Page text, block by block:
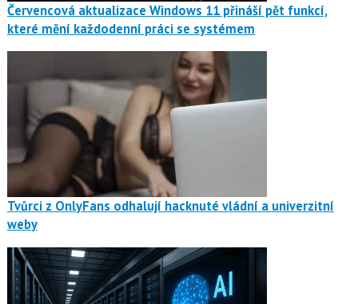
Červencová aktualizace Windows 11 přináší pět funkcí,
které mění každodenní práci se systémem
Tvůrci z OnlyFans odhalují hacknuté vládní a univerzitní
weby